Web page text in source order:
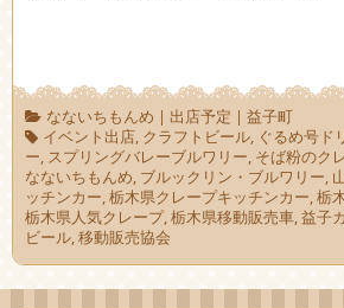
なないちもんめ | 出店予定 | 益子町
イベント出店, クラフトビール, ぐるめ号ド
ー, スプリングバレーブルワリー, そば粉のク
なないちもんめ, ブルックリン・ブルワリー,
ッチンカー,栃木県クレープキッチンカー,栃
栃木県人気クレープ,栃木県移動販売車,益子
ビール,移動販売協会